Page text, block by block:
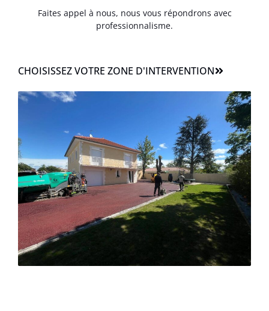
Faites appel à nous, nous vous répondrons avec
professionnalisme.
CHOISISSEZ VOTRE ZONE D'INTERVENTION